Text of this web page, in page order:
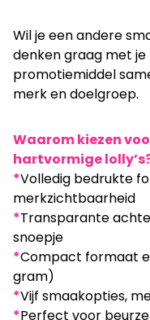
Wil je een andere
denken graag met
promotiemiddel
merk en doelgroep.
Waarom kiezen
hartvormige
*Volledig bedrukte
merkzichtbaarheid
*Transparante
snoepje
*Compact formaat
gram)
*Vijf smaakopties,
*Perfect voor